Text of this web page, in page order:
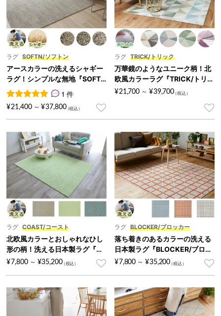
ラグ SOFTN/ソフトン
アースカラーの洗えるシャギー
ラグ！シンプルな無地『SOFT
N/ソフトン』
1
件の利用者評価に基づく5段階評価のうち、
1 件
¥21,400 ～ ¥37,800
ラグ TRICK/トリック
万華鏡のようなユニーク柄！北
欧風カラーラグ『TRICK/トリッ
ク』
¥21,700 ～ ¥39,700
ラグ COAST/コースト
北欧風カラーとおしゃれなひし
形の柄！洗える日本製ラグ『C
OAST/コースト』
¥ 7,800 ～ ¥35,200
ラグ BLOCKER/ブロッカー
落ち着きのあるカラーの洗える
日本製ラグ『BLOCKER/ブロッ
カー』
¥ 7,800 ～ ¥35,200